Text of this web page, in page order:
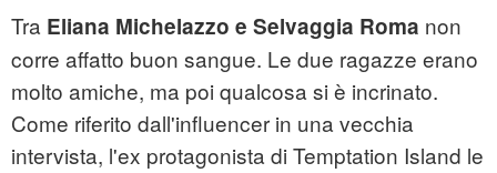
Tra Eliana Michelazzo e Selvaggia Roma non
corre affatto buon sangue. Le due ragazze erano
molto amiche, ma poi qualcosa si è incrinato.
Come riferito dall'influencer in una vecchia
intervista, l'ex protagonista di Temptation Island le